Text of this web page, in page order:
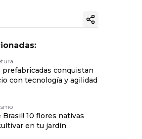
Copiar enlace
prefabricadas conquistan
con tecnología y agilidad
Brasil! 10 flores nativas
en tu jardín